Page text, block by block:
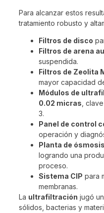
Para alcanzar estos
tratamiento robusto y
Filtros de disco
Filtros de arena
suspendida.
Filtros de Zeolita
mayor capacidad
Módulos de
0.02 micras ,
3.
Panel de control
operación y
Planta de
logrando una
proceso.
Sistema CIP para
membranas.
La ultrafiltración jugó
sólidos, bacterias y